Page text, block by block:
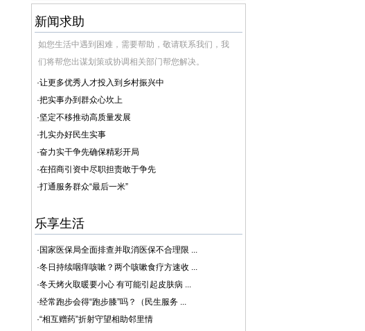
新闻求助
如您生活中遇到困难，需要帮助，敬请联系我们，我
们将帮您出谋划策或协调相关部门帮您解决。
·让更多优秀人才投入到乡村振兴中
·把实事办到群众心坎上
·坚定不移推动高质量发展
·扎实办好民生实事
·奋力实干争先确保精彩开局
·在招商引资中尽职担责敢于争先
·打通服务群众“最后一米”
乐享生活
· 国家医保局全面排查并取消医保不合理限 ...
·冬日持续咽痒咳嗽？两个咳嗽食疗方速收 ...
·冬天烤火取暖要小心 有可能引起皮肤病 ...
·经常跑步会得“跑步膝”吗？（民生服务 ...
·“相互赠药”折射守望相助邻里情